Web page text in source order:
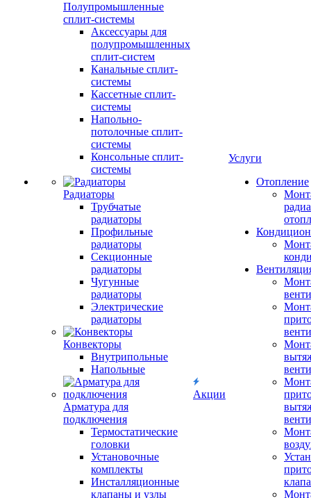
Полупромышленные
сплит-системы
Аксессуары для
полупромышленных
сплит-систем
Канальные сплит-
системы
Кассетные сплит-
системы
Напольно-
потолочные сплит-
системы
Консольные сплит-
системы
Радиаторы
Трубчатые
радиаторы
Профильные
радиаторы
Секционные
радиаторы
Чугунные
радиаторы
Электрические
радиаторы
Конвекторы
Внутрипольные
Напольные
Арматура для
подключения
Термостатические
головки
Установочные
комплекты
Инсталляционные
клапаны и узлы
Акции
Услуги
Отопление